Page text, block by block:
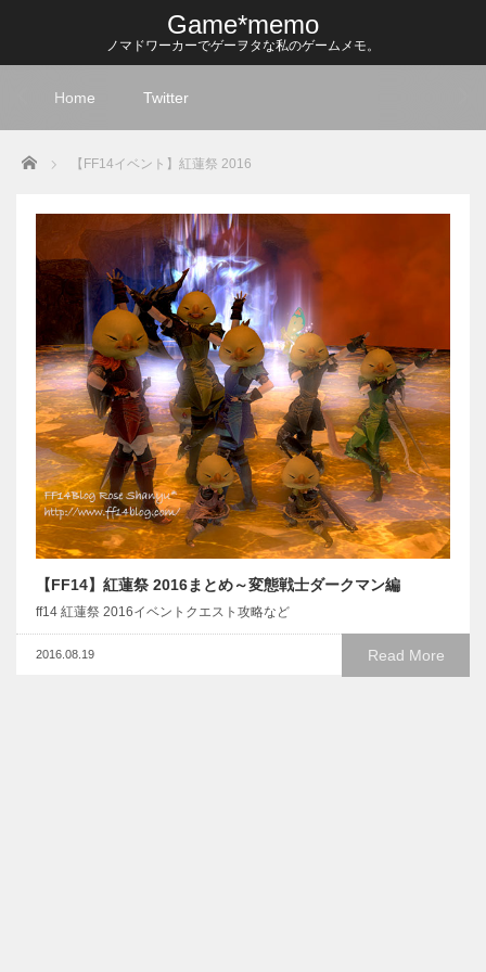
Game*memo
ノマドワーカーでゲーヲタな私のゲームメモ。
Home Twitter
Home 【FF14イベント】紅蓮祭 2016
【FF14】紅蓮祭 2016まとめ～変態戦士ダークマン編
ff14 紅蓮祭 2016イベントクエスト攻略など
Read More
2016.08.19